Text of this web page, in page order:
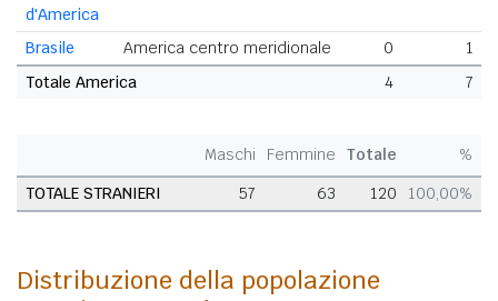
d'America
Brasile America centro meridionale 0
1
Totale America
4 7
Maschi Femmine Totale
%
TOTALE STRANIERI
57 63 120 100,00%
Distribuzione della popolazione